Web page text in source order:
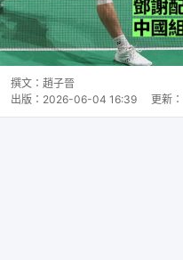
撰文： 趙子晉
出版： 2026-06-04 16:39 更新：